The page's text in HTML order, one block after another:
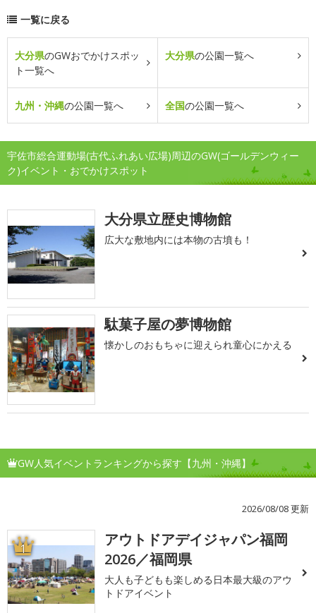
一覧に戻る
大分県のGWおでかけスポッ
ト一覧へ
大分県の公園一覧へ
九州・沖縄の公園一覧へ 全国の公園一覧へ
宇佐市総合運動場(古代ふれあい広場)周辺のGW(ゴールデンウィー
ク)イベント・おでかけスポット
大分県立歴史博物館
広大な敷地内には本物の古墳も！
駄菓子屋の夢博物館
懐かしのおもちゃに迎えられ童心にかえる
GW人気イベントランキングから探す【九州・沖縄】
2026/08/08 更新
1
アウトドアデイジャパン福岡
2026／福岡県
大人も子どもも楽しめる日本最大級のアウ
トドアイベント